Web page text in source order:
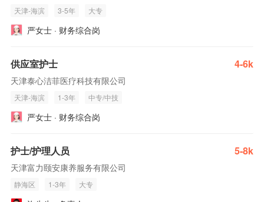
天津-海滨 3-5年 大专
严女士 · 财务综合岗
供应室护士 4-6k
天津泰心洁菲医疗科技有限公司
天津-海滨 1-3年 中专/中技
严女士 · 财务综合岗
护士/护理人员 5-8k
天津富力颐安康养服务有限公司
静海区 1-3年 大专